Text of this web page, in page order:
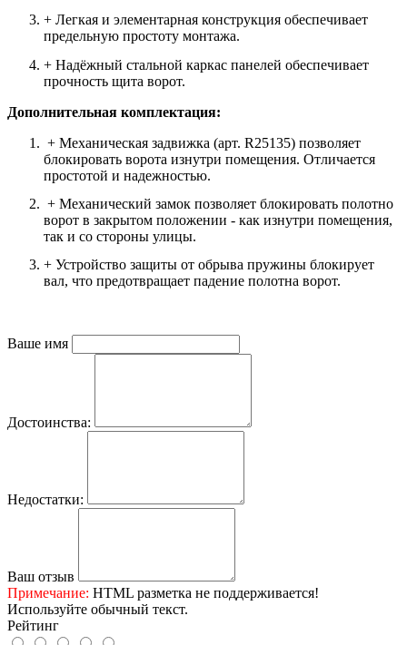
+ Легкая и элементарная конструкция обеспечивает
предельную простоту монтажа.
+ Надёжный стальной каркас панелей обеспечивает
прочность щита ворот.
Дополнительная комплектация:
+ Механическая задвижка (арт. R25135) позволяет
блокировать ворота изнутри помещения. Отличается
простотой и надежностью.
+ Механический замок позволяет блокировать полотно
ворот в закрытом положении - как изнутри помещения,
так и со стороны улицы.
+ Устройство защиты от обрыва пружины блокирует
вал, что предотвращает падение полотна ворот.
Ваше имя
Достоинства:
Недостатки:
Ваш отзыв
Примечание: HTML разметка не поддерживается!
Используйте обычный текст.
Рейтинг